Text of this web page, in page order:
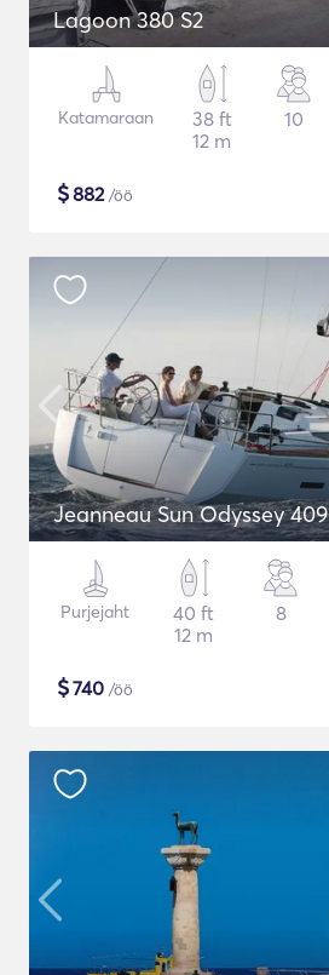
Lagoon 380 S2
Katamaraan
38 ft
12 m
10
$882/öö
Jeanneau Sun Odyssey 409
Purjejaht
40 ft
12 m
8
$740 /öö